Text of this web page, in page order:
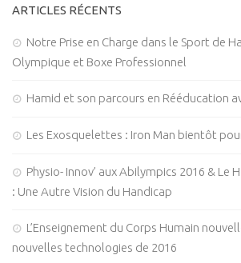
ARTICLES RÉCENTS
Notre Prise en Charge dans le Sport de
Olympique et Boxe Professionnel
Hamid et son parcours en Rééducation
Les Exosquelettes : Iron Man bientôt
Physio- Innov’ aux Abilympics 2016 & Le
: Une Autre Vision du Handicap
L’Enseignement du Corps Humain
nouvelles technologies de 2016